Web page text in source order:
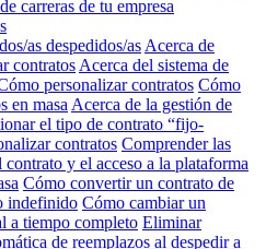
carreras de tu empresa
as despedidos/as Acerca de
contratos Acerca del sistema de
personalizar contratos Cómo
en masa Acerca de la gestión de
el tipo de contrato “fijo-
contratos Comprender las
y el acceso a la plataforma
Cómo convertir un contrato de
indefinido Cómo cambiar un
a tiempo completo Eliminar
de reemplazos al despedir a